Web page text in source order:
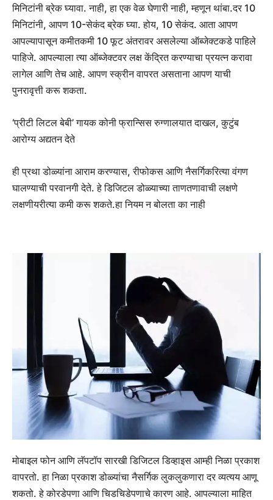
मिनिटांनी ब्रेक घ्यावा. नाही, हा एक वेळ घेणारी नाही, म्हणून थांबा.दर 10
मिनिटांनी, आपण 10-सेकंद ब्रेक घ्या. होय, 10 सेकंद. आता आपण
आपल्यापासून कमीतकमी 10 फूट अंतरावर असलेल्या ऑब्जेक्टकडे पाहिले
पाहिजे. आपल्याला त्या ऑब्जेक्टवर लक्ष केंद्रित करण्याचा प्रयत्न करावा
लागेल आणि तेच आहे. आपण स्क्रीन वापरत असताना आपण याची
पुनरावृत्ती करू शकता.
‘प्रीटी लिटल बेबी’ गायक कोनी फ्रान्सिस रुग्णालयात दाखल, कुटुंब
आरोग्य अद्यतन देते
ही प्रथा डोळ्यांना आराम करण्यास, रीफोकस आणि नैसर्गिकरित्या वंगण
घालण्याची परवानगी देते. हे डिजिटल डोळ्याच्या ताणतणावाची लक्षणे
लक्षणीयरीत्या कमी करू शकते.हा नियम न बोलता का नाही
मोबाइल फोन आणि लॅपटॉप सारखी डिजिटल डिव्हाइस आम्ही निळा प्रकाश
वापरतो. हा निळा प्रकाश डोळ्यांचा नैसर्गिक लुकलुकणारा दर व्यत्यय आणू
शकतो.हे कोरडेपणा आणि चिडचिडेपणाचे कारण आहे. आपल्याला माहित